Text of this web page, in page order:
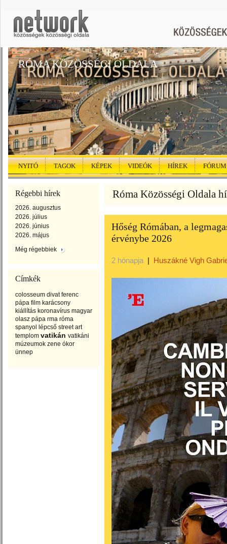
RÓMA KÖZÖSSÉGI OLDALA
NYITÓ TAGOK KÉPEK VIDEÓK HÍREK FÓRUM
Régebbi hírek
2026. augusztus
2026. július
2026. június
2026. május
Még régebbiek
Címkék
colosseum divat ferenc
pápa film karácsony
kiállítás koronavírus magyar
olasz pápa rma róma
spanyol lépcső street art
templom vatikán vatikáni
múzeumok zene ókor
ünnep
Róma Közösségi Oldala
Hőség Rómában, a
érvénybe 2026
2 hónapja | Huszákné Vigh